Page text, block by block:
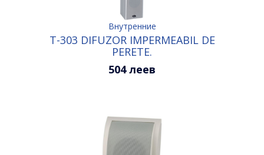
Внутренние
T-303 DIFUZOR IMPERMEABIL DE
PERETE.
504 леев